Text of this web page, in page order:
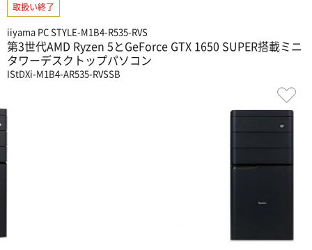
取扱い終了
iiyama PC STYLE-M1B4-R535-RVS
第3世代AMD Ryzen 5とGeForce GTX 1650 SUPER搭載ミニ
タワーデスクトップパソコン
IStDXi-M1B4-AR535-RVSSB